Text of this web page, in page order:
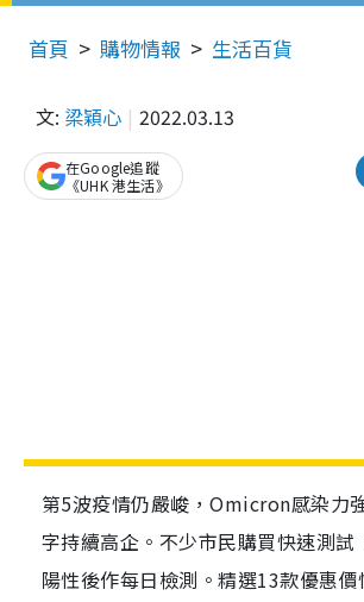
首頁 購物情報 生活百貨
文: 梁穎心 2022.03.13
在Google追蹤
《UHK 港生活》
第5波疫情仍嚴峻，Omicron感染力
字持續高企。不少市民購買快速測試
陽性後作每日檢測。精選13款優惠